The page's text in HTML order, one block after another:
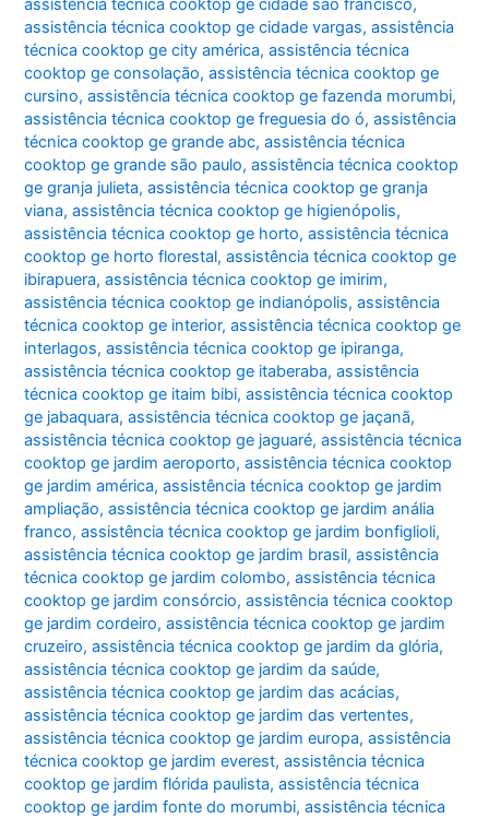
assistência técnica cooktop ge cidade são francisco,
assistência técnica cooktop ge cidade vargas,assistência
técnica cooktop ge city américa,assistência técnica
cooktop ge consolação,assistência técnica cooktop ge
cursino,assistência técnica cooktop ge fazenda morumbi,
assistência técnica cooktop ge freguesia do ó,assistência
técnica cooktop ge grande abc,assistência técnica
cooktop ge grande são paulo,assistência técnica cooktop
ge granja julieta,assistência técnica cooktop ge granja
viana,assistência técnica cooktop ge higienópolis,
assistência técnica cooktop ge horto,assistência técnica
cooktop ge horto florestal,assistência técnica cooktop ge
ibirapuera,assistência técnica cooktop ge imirim,
assistência técnica cooktop ge indianópolis,assistência
técnica cooktop ge interior,assistência técnica cooktop ge
interlagos,assistência técnica cooktop ge ipiranga,
assistência técnica cooktop ge itaberaba,assistência
técnica cooktop ge itaim bibi,assistência técnica cooktop
ge jabaquara,assistência técnica cooktop ge jaçanã,
assistência técnica cooktop ge jaguaré,assistência técnica
cooktop ge jardim aeroporto,assistência técnica cooktop
ge jardim américa,assistência técnica cooktop ge jardim
ampliação,assistência técnica cooktop ge jardim anália
franco,assistência técnica cooktop ge jardim bonfiglioli,
assistência técnica cooktop ge jardim brasil,assistência
técnica cooktop ge jardim colombo,assistência técnica
cooktop ge jardim consórcio,assistência técnica cooktop
ge jardim cordeiro,assistência técnica cooktop ge jardim
cruzeiro,assistência técnica cooktop ge jardim da glória,
assistência técnica cooktop ge jardim da saúde,
assistência técnica cooktop ge jardim das acácias,
assistência técnica cooktop ge jardim das vertentes,
assistência técnica cooktop ge jardim europa,assistência
técnica cooktop ge jardim everest,assistência técnica
cooktop ge jardim flórida paulista,assistência técnica
cooktop ge jardim fonte do morumbi,assistência técnica